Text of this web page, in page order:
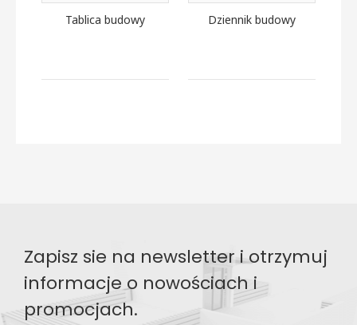
Tablica budowy Dziennik budowy
Zapisz sie na newsletter i otrzymuj
informacje o nowościach i
promocjach.